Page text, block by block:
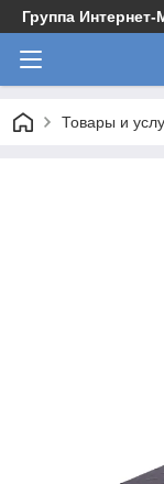
Группа Интернет-
Товары и